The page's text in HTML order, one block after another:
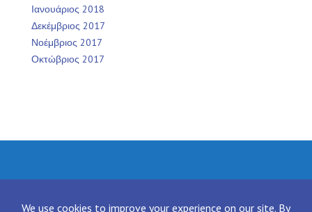
Ιανουάριος 2018
Δεκέμβριος 2017
Νοέμβριος 2017
Οκτώβριος 2017
Facebook
TwitterInstagram
LinkedIn